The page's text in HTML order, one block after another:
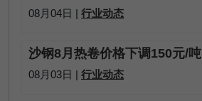
08月04日 | 行业动态
沙钢8月热卷价格下调150元/吨
08月03日 | 行业动态